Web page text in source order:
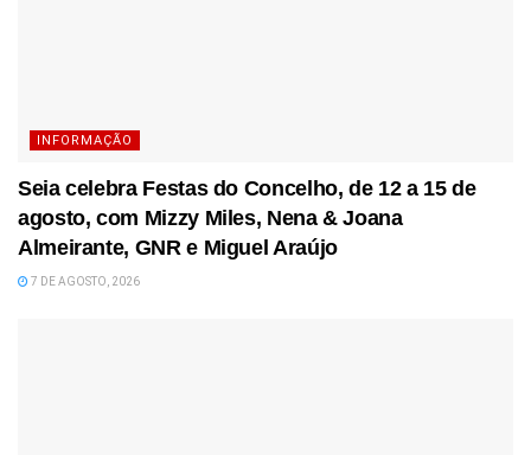
INFORMAÇÃO
Seia celebra Festas do Concelho, de 12 a 15 de
agosto, com Mizzy Miles, Nena & Joana
Almeirante, GNR e Miguel Araújo
7 DE AGOSTO, 2026